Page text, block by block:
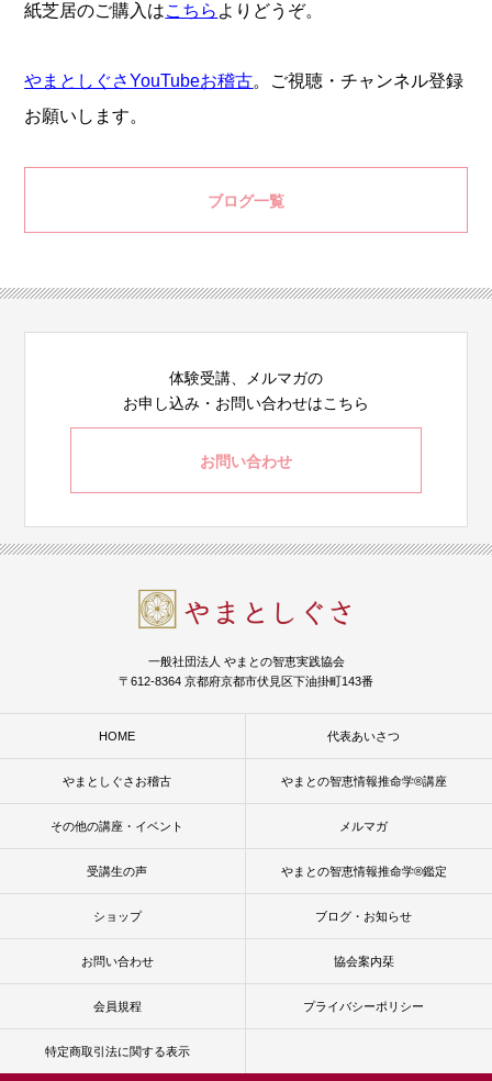
紙芝居のご購入はこちら よりどうぞ。
やまとしぐさYouTubeお稽古。ご視聴・チャンネル登録
お願いします。
ブログ一覧
体験受講、メルマガの
お申し込み・お問い合わせはこちら
お問い合わせ
一般社団法人 やまとの智恵実践協会
〒612-8364 京都府京都市伏見区下油掛町143番
HOME 代表あいさつ
やまとしぐさお稽古 やまとの智恵情報推命学®講座
その他の講座・イベント メルマガ
受講生の声 やまとの智恵情報推命学®鑑定
ショップ ブログ・お知らせ
お問い合わせ 協会案内栞
会員規程 プライバシーポリシー
特定商取引法に関する表示